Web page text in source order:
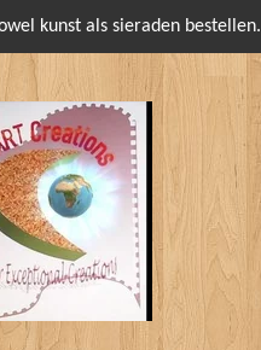
kunst als sieraden bestellen.